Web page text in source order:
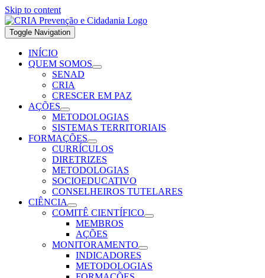
Skip to content
Toggle Navigation
INÍCIO
QUEM SOMOS
SENAD
CRIA
CRESCER EM PAZ
AÇÕES
METODOLOGIAS
SISTEMAS TERRITORIAIS
FORMAÇÕES
CURRÍCULOS
DIRETRIZES
METODOLOGIAS
SOCIOEDUCATIVO
CONSELHEIROS TUTELARES
CIÊNCIA
COMITÊ CIENTÍFICO
MEMBROS
AÇÕES
MONITORAMENTO
INDICADORES
METODOLOGIAS